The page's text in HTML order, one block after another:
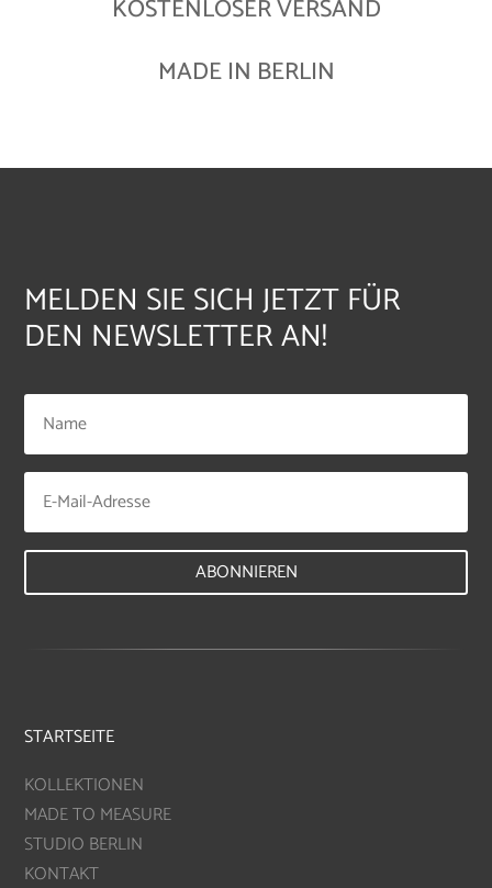
KOSTENLOSER VERSAND
MADE IN BERLIN
MELDEN SIE SICH JETZT FÜR
DEN NEWSLETTER AN!
ABONNIEREN
STARTSEITE
KOLLEKTIONEN
MADE TO MEASURE
STUDIO BERLIN
KONTAKT